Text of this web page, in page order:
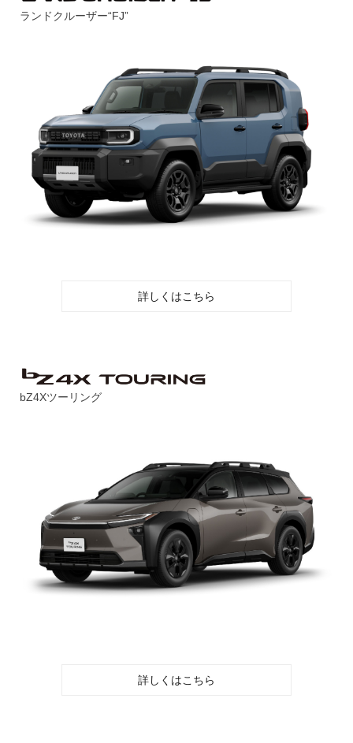
ランドクルーザー“FJ”
詳しくはこちら
bZ4Xツーリング
詳しくはこちら